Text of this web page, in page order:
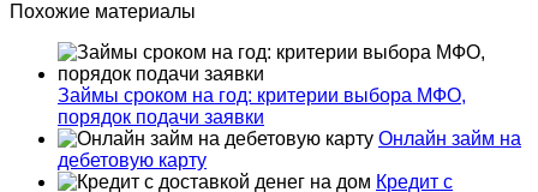
Похожие материалы
Займы сроком на год: критерии выбора МФО,
порядок подачи заявки
Онлайн займ на
дебетовую карту
Кредит с